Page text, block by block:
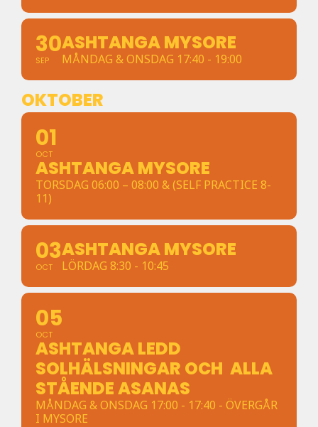
30
SEP
ASHTANGA MYSORE
MÅNDAG & ONSDAG 17:40 - 19:00
OKTOBER
01
OCT
ASHTANGA MYSORE
TORSDAG 06:00 – 08:00 & (SELF PRACTICE 8-
11)
03
OCT
ASHTANGA MYSORE
LÖRDAG 8:30 - 10:45
05
OCT
ASHTANGA LEDD
SOLHÄLSNINGAR OCH ALLA
STÅENDE ASANAS
MÅNDAG & ONSDAG 17:00 - 17:40 - ÖVERGÅR
I MYSORE